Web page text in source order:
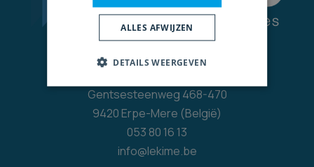
Gegevens
Gentsesteenweg 468-470
9420 Erpe-Mere (België)
053 80 16 13
info@lekime.be
ALLES AFWIJZEN
DETAILS WEERGEVEN